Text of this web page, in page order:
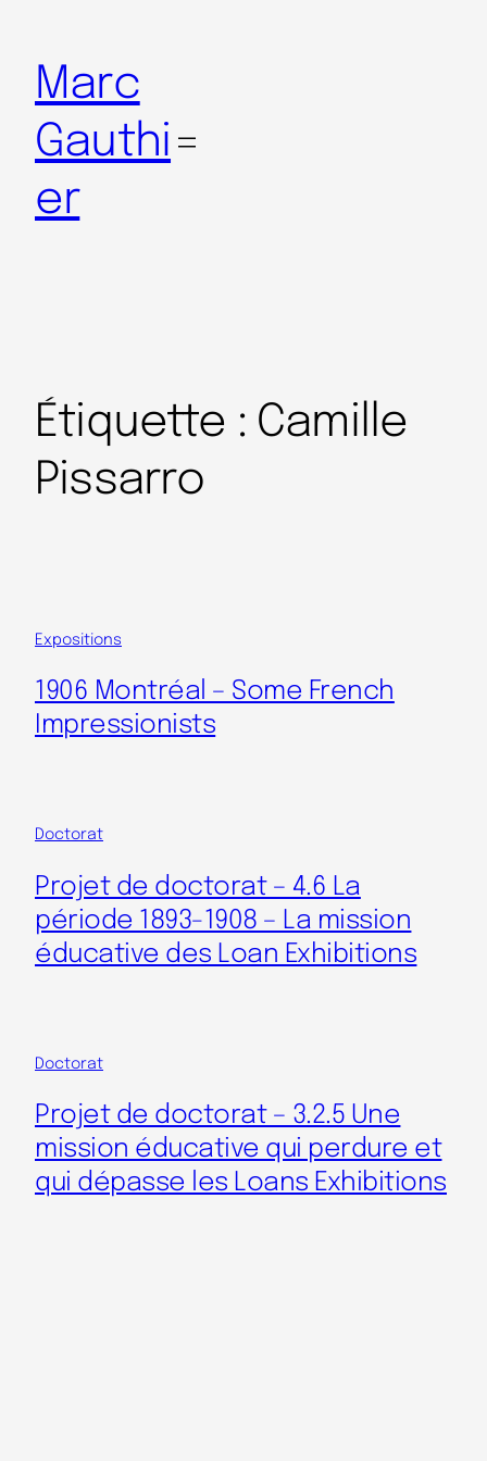
Marc
Gauthi
er
Étiquette : Camille
Pissarro
Expositions
1906 Montréal – Some French
Impressionists
Doctorat
Projet de doctorat – 4.6 La
période 1893-1908 – La mission
éducative des Loan Exhibitions
Doctorat
Projet de doctorat – 3.2.5 Une
mission éducative qui perdure et
qui dépasse les Loans Exhibitions